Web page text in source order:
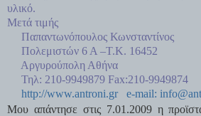
υλικό.
Mετά τιμής
Παπαντωνόπουλος Κωνσταντίνος
Πολεμιστών 6 Α –Τ.Κ. 16452
Αργυρούπολη Αθήνα
Τηλ: 210-9949879 Fax:210-9949874
http://www.antroni.gr e-mail:
Μου απάντησε στις 7.01.2009 η